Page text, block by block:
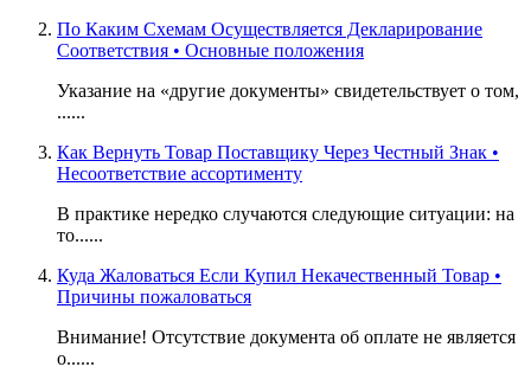
По Каким Схемам Осуществляется Декларирование
Соответствия • Основные положения
Указание на «другие документы» свидетельствует о том,
......
Как Вернуть Товар Поставщику Через Честный Знак •
Несоответствие ассортименту
В практике нередко случаются следующие ситуации: на
то......
Куда Жаловаться Если Купил Некачественный Товар •
Причины пожаловаться
Внимание! Отсутствие документа об оплате не является
о......